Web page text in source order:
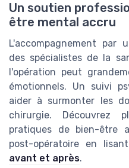
Un soutien
être mental accru
L'accompagnement par
des spécialistes de la
l'opération peut
émotionnels. Un suivi
aider à surmonter les
chirurgie. Découvrez
pratiques de bien-être
post-opératoire en lisant
avant et après.